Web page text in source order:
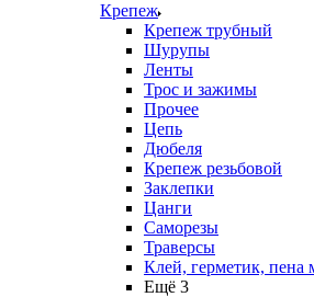
Крепеж
Крепеж трубный
Шурупы
Ленты
Трос и зажимы
Прочее
Цепь
Дюбеля
Крепеж резьбовой
Заклепки
Цанги
Саморезы
Траверсы
Клей, герметик, пена
Ещё 3